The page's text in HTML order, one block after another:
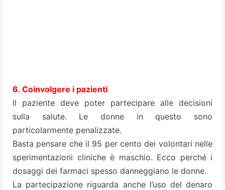
6. Coinvolgere i pazienti
Il paziente deve poter partecipare alle decisioni
sulla salute. Le donne in questo sono
particolarmente penalizzate.
Basta pensare che il 95 per cento dei volontari nelle
sperimentazioni cliniche è maschio. Ecco perché i
dosaggi dei farmaci spesso danneggiano le donne.
La partecipazione riguarda anche l’uso del denaro